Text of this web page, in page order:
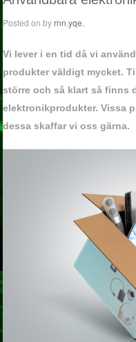
Posted onbyrnn.yqe.
Vi lever i en tid då vi
produkter väldigt mycket.
större och så klart så finns
elektronikprodukter. Vissa
dessa skaffar vi oss gärna.